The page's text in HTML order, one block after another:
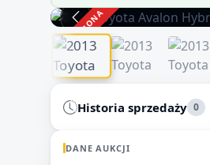
ZAKOŃCZONA
Historia sprzedaży 0
DANE AUKCJI